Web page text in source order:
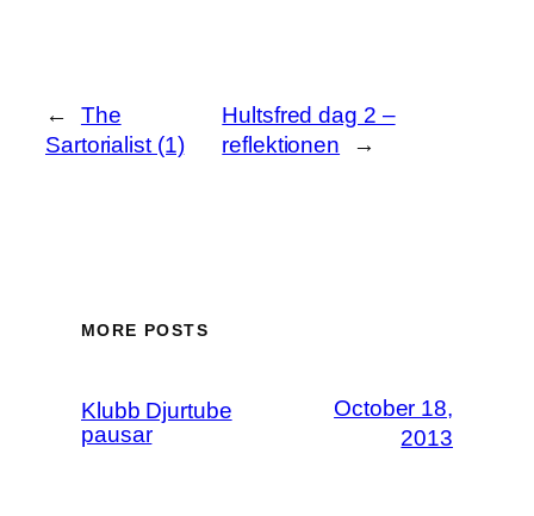
←
The
Sartorialist (1)
Hultsfred dag 2 –
reflektionen
→
MORE POSTS
Klubb Djurtube
pausar
October 18,
2013